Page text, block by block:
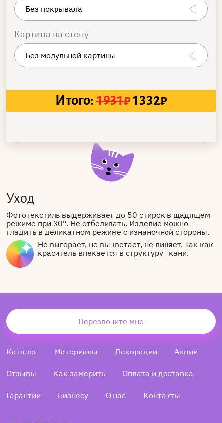
Картина на стену
Итого: 1931₽1332₽
Уход
Фототекстиль выдерживает до 50 стирок в щадящем
режиме при 30°. Не отбеливать. Изделие можно
гладить в деликатном режиме с изнаночной стороны.
Не выгорает, не выцветает, не линяет. Так как
краситель впекается в структуру ткани.
Перезвоните мне
Каталог Материалы Декорации Акции
Отзывы Как замерить Оплата и доставка
Гарантии Бизнесу О нас Контакты